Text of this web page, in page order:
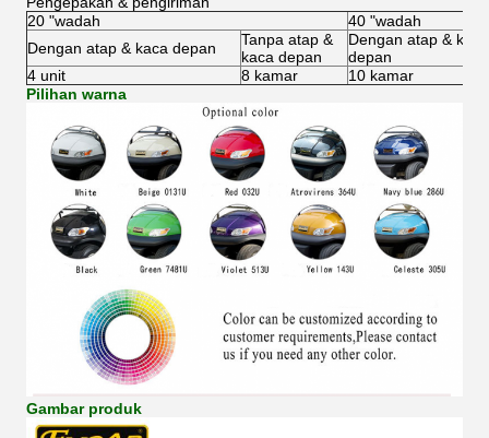
20 "wadah
40 "wadah
Dengan atap & kaca depan
Tanpa atap &
kaca depan
Dengan atap & kaca
depan
4 unit
8 kamar
10 kamar
Pilihan warna
Gambar produk